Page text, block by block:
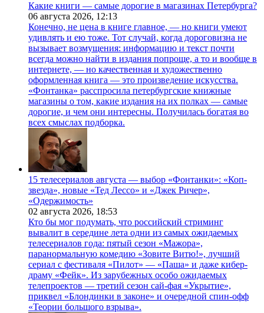
Какие книги — самые дорогие в магазинах Петербурга?
06 августа 2026, 12:13
Конечно, не цена в книге главное, — но книги умеют
удивлять и ею тоже. Тот случай, когда дороговизна не
вызывает возмущения: информацию и текст почти
всегда можно найти в издания попроще, а то и вообще в
интернете, — но качественная и художественно
оформленная книга — это произведение искусства.
«Фонтанка» расспросила петербургские книжные
магазины о том, какие издания на их полках — самые
дорогие, и чем они интересны. Получилась богатая во
всех смыслах подборка.
15 телесериалов августа — выбор «Фонтанки»: «Коп-
звезда», новые «Тед Лессо» и «Джек Ричер»,
«Одержимость»
02 августа 2026, 18:53
Кто бы мог подумать, что российский стриминг
вывалит в середине лета одни из самых ожидаемых
телесериалов года: пятый сезон «Мажора»,
паранормальную комедию «Зовите Витю!», лучший
сериал с фестиваля «Пилот» — «Паша» и даже кибер-
драму «Фейк». Из зарубежных особо ожидаемых
телепроектов — третий сезон сай-фая «Укрытие»,
приквел «Блондинки в законе» и очередной спин-офф
«Теории большого взрыва».